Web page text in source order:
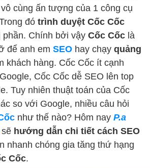
cùng ấn tượng của 1 công cụ
đó trình duyệt Cốc Cốc
phần. Chính bởi vậy Cốc Cốc là
để anh em SEO hay chạy quảng
khách hàng. Cốc Cốc ít cạnh
Cốc Cốc dễ SEO lên top
Tuy nhiên thuật toán của Cốc
so với Google, nhiều câu hỏi
như thế nào? Hôm nay P.a
hướng dẫn chi tiết cách SEO
nhanh chóng gia tăng thứ hạng
Cốc.